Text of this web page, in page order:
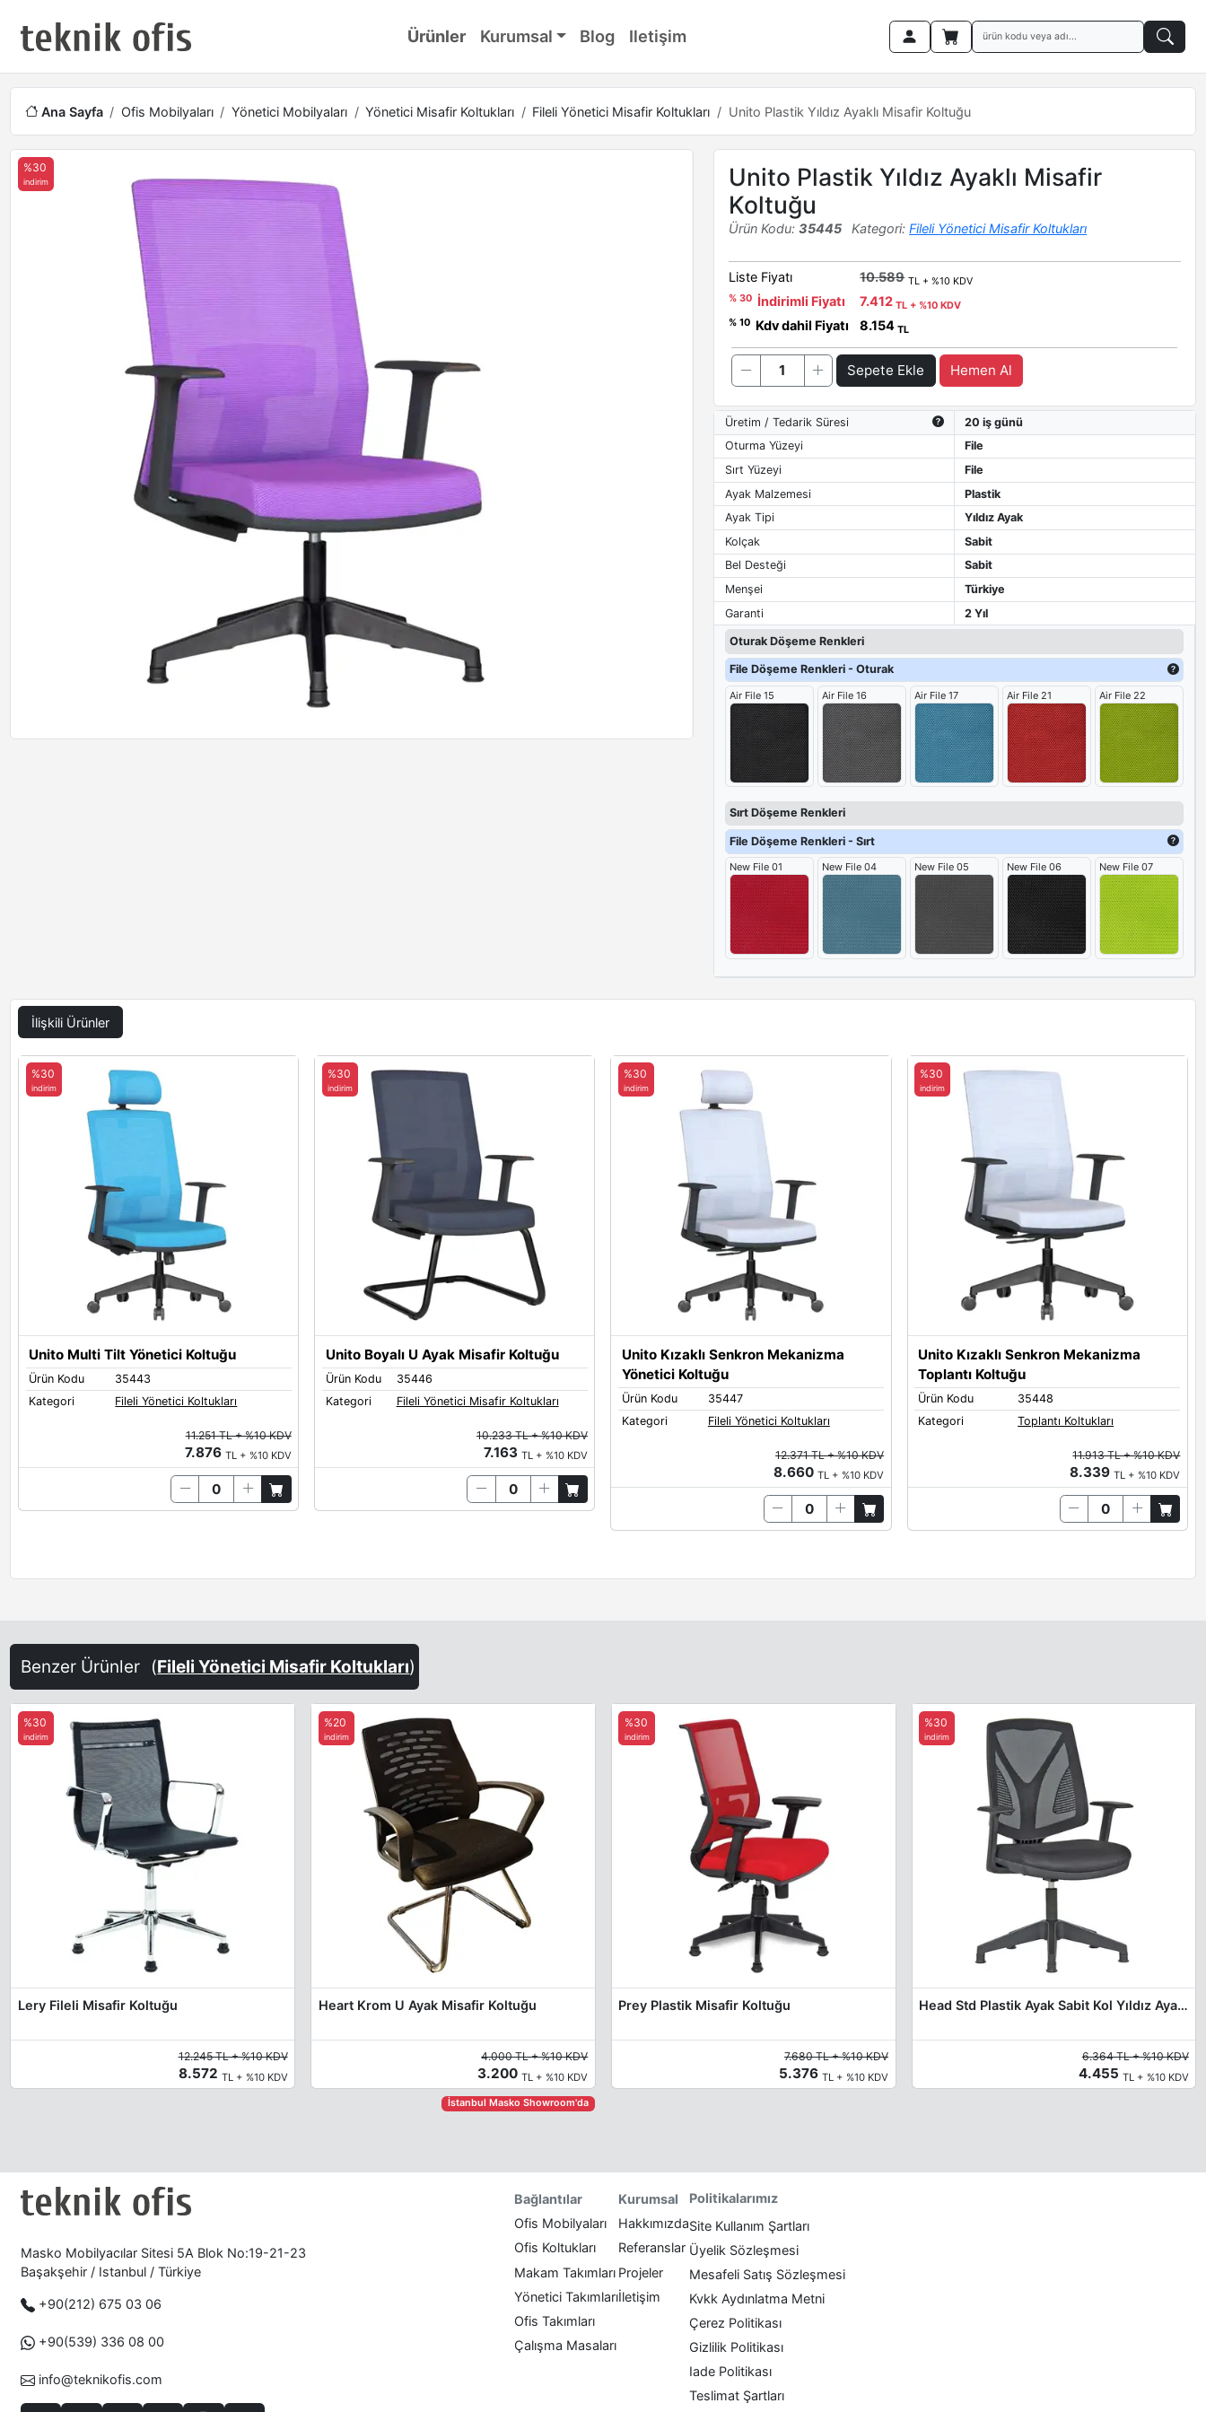
Ürünler Kurumsal Blog Iletişim
Ana Sayfa Ofis Mobilyaları Yönetici Mobilyaları Yönetici Misafir Koltukları Fileli Yönetici Misafir Koltukları Unito Plastik Yıldız Ayaklı Misafir Koltuğu
%30
indirim
Unito Plastik Yıldız Ayaklı Misafir
Koltuğu
Ürün Kodu: 35445 Kategori:Fileli Yönetici Misafir Koltukları
Liste Fiyatı 10.589 TL + %10 KDV
% 30 İndirimli Fiyatı 7.412TL + %10 KDV
% 10 Kdv dahil Fiyatı 8.154TL
Sepete Ekle Hemen Al
Üretim / Tedarik Süresi
20 iş günü
Oturma Yüzeyi
File
Sırt Yüzeyi
File
Ayak Malzemesi
Plastik
Ayak Tipi
Yıldız Ayak
Kolçak
Sabit
Bel Desteği
Sabit
Menşei
Türkiye
Garanti
2 Yıl
Oturak Döşeme Renkleri
File Döşeme Renkleri - Oturak
Air File 15 Air File 16 Air File 17 Air File 21 Air File 22
Sırt Döşeme Renkleri
File Döşeme Renkleri - Sırt
New File 01 New File 04 New File 05 New File 06 New File 07
İlişkili Ürünler
Unito Multi Tilt Yönetici Koltuğu
Ürün Kodu
35443
Kategori
Fileli Yönetici Koltukları
%30
indirim
11.251 TL + %10 KDV
7.876 TL + %10 KDV
Unito Boyalı U Ayak Misafir Koltuğu
Ürün Kodu
35446
Kategori
Fileli Yönetici Misafir Koltukları
%30
indirim
10.233 TL + %10 KDV
7.163 TL + %10 KDV
Unito Kızaklı Senkron Mekanizma
Yönetici Koltuğu
Ürün Kodu
35447
Kategori
Fileli Yönetici Koltukları
%30
indirim
12.371 TL + %10 KDV
8.660TL + %10 KDV
Unito Kızaklı Senkron Mekanizma
Toplantı Koltuğu
Ürün Kodu
35448
Kategori
Toplantı Koltukları
%30
indirim
11.913 TL + %10 KDV
8.339TL + %10 KDV
Benzer Ürünler (Fileli Yönetici Misafir Koltukları)
Lery Fileli Misafir Koltuğu
%30
indirim
12.245 TL + %10 KDV
8.572 TL + %10 KDV
Heart Krom U Ayak Misafir Koltuğu
%20
indirim
4.000 TL + %10 KDV
3.200TL + %10 KDV
İstanbul Masko Showroom'da
Prey Plastik Misafir Koltuğu
%30
indirim
7.680 TL + %10 KDV
5.376TL + %10 KDV
Head Std Plastik Ayak Sabit Kol Yıldız Ayak Misafir Koltuğu
%30
indirim
6.364 TL + %10 KDV
4.455 TL + %10 KDV
Masko Mobilyacılar Sitesi 5A Blok No:19-21-23
Başakşehir / Istanbul / Türkiye
+90(212) 675 03 06
+90(539) 336 08 00
info@teknikofis.com
Bağlantılar
Ofis Mobilyaları
Ofis Koltukları
Makam Takımları
Yönetici Takımları
Ofis Takımları
Çalışma Masaları
Kurumsal
Hakkımızda
Referanslar
Projeler
İletişim
Politikalarımız
Site Kullanım Şartları
Üyelik Sözleşmesi
Mesafeli Satış Sözleşmesi
Kvkk Aydınlatma Metni
Çerez Politikası
Gizlilik Politikası
Iade Politikası
Teslimat Şartları